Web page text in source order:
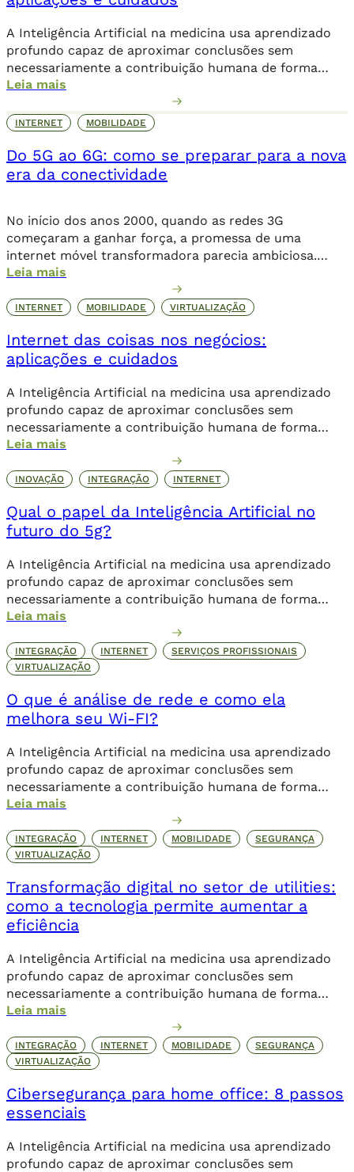
A Inteligência Artificial na medicina usa aprendizado
profundo capaz de aproximar conclusões sem
necessariamente a contribuição humana de forma
direta.
Leia mais
INTERNET MOBILIDADE
Do 5G ao 6G: como se preparar para a nova
era da conectividade
No início dos anos 2000, quando as redes 3G
começaram a ganhar força, a promessa de uma
internet móvel transformadora parecia ambiciosa.
Logo, o 4G levou essa revolução a novos patamares,
possibilitando o streaming de vídeos, a popularização
de aplicativos e a expansão do e-commerce. Agora,
Leia mais
INTERNET MOBILIDADE VIRTUALIZAÇÃO
Internet das coisas nos negócios:
aplicações e cuidados
A Inteligência Artificial na medicina usa aprendizado
profundo capaz de aproximar conclusões sem
necessariamente a contribuição humana de forma
direta.
Leia mais
INOVAÇÃO INTEGRAÇÃO INTERNET
Qual o papel da Inteligência Artificial no
futuro do 5g?
A Inteligência Artificial na medicina usa aprendizado
profundo capaz de aproximar conclusões sem
necessariamente a contribuição humana de forma
direta.
Leia mais
INTEGRAÇÃO INTERNET
SERVIÇOS PROFISSIONAIS
VIRTUALIZAÇÃO
O que é análise de rede e como ela
melhora seu Wi-FI?
A Inteligência Artificial na medicina usa aprendizado
profundo capaz de aproximar conclusões sem
necessariamente a contribuição humana de forma
direta.
Leia mais
INTEGRAÇÃO INTERNET MOBILIDADE
SEGURANÇA
VIRTUALIZAÇÃO
Transformação digital no setor de utilities:
como a tecnologia permite aumentar a
eficiência
A Inteligência Artificial na medicina usa aprendizado
profundo capaz de aproximar conclusões sem
necessariamente a contribuição humana de forma
direta.
Leia mais
INTEGRAÇÃO INTERNET MOBILIDADE
SEGURANÇA
VIRTUALIZAÇÃO
Cibersegurança para home office: 8 passos
essenciais
A Inteligência Artificial na medicina usa aprendizado
profundo capaz de aproximar conclusões sem